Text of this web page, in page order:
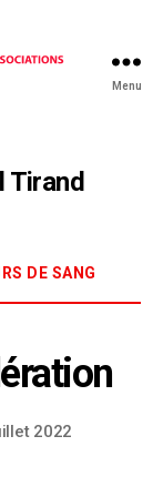
Menu
Tirand
DE SANG
2022